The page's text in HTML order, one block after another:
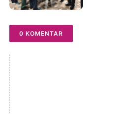
0 KOMENTAR